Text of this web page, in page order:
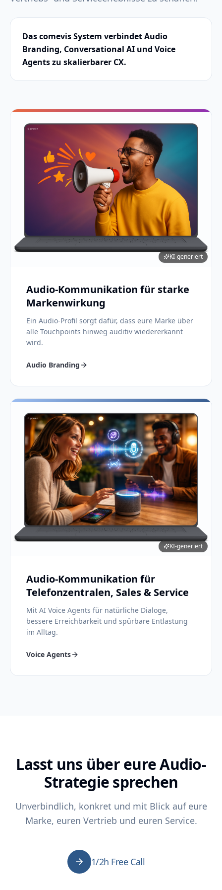
Das comevis System verbindet Audio
Branding, Conversational AI und Voice
Agents zu skalierbarer CX.
KI-generiert
Audio-Kommunikation für starke
Markenwirkung
Ein Audio-Profil sorgt dafür, dass eure Marke über
alle Touchpoints hinweg auditiv wiedererkannt
wird.
Audio Branding
KI-generiert
Audio-Kommunikation für
Telefonzentralen, Sales & Service
Mit AI Voice Agents für natürliche Dialoge,
bessere Erreichbarkeit und spürbare Entlastung
im Alltag.
Voice Agents
Lasst uns über eure Audio-
Strategie sprechen
Unverbindlich, konkret und mit Blick auf eure
Marke, euren Vertrieb und euren Service.
1/2h Free Call